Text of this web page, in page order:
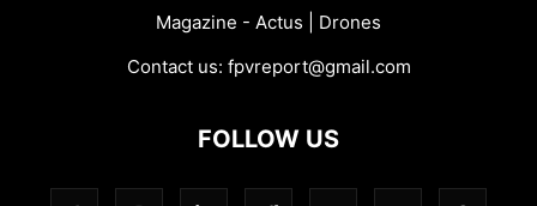
Magazine - Actus | Drones
Contact us: fpvreport@gmail.com
FOLLOW US